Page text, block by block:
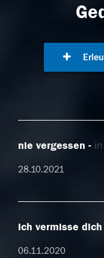
nie vergessen
28.10.2021
ich vermisse
06.11.2020